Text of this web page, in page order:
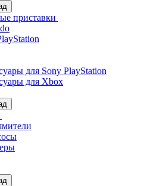
приставки
для Sony PlayStation
для Xbox